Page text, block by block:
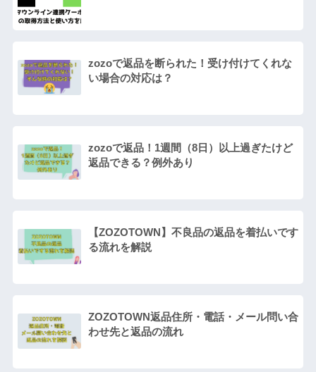
zozoで返品を断られた！受け付けてくれな
い場合の対応は？
zozoで返品！1週間（8日）以上過ぎたけど
返品できる？例外あり
【ZOZOTOWN】不良品の返品を着払いです
る流れを解説
ZOZOTOWN返品住所・電話・メール問い合
わせ先と返品の流れ